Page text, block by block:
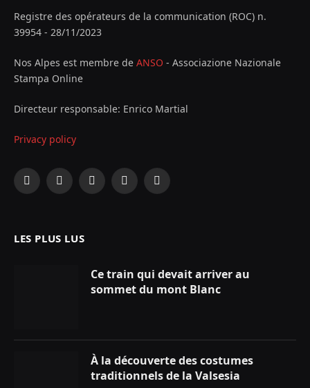
Registre des opérateurs de la communication (ROC) n.
39954 - 28/11/2023
Nos Alpes est membre de ANSO - Associazione Nazionale
Stampa Online
Directeur responsable: Enrico Martial
Privacy policy
Facebook
X
InstagramYouTubeLinkedIn
LES PLUS LUS
Ce train qui devait arriver au
sommet du mont Blanc
À la découverte des costumes
traditionnels de la Valsesia